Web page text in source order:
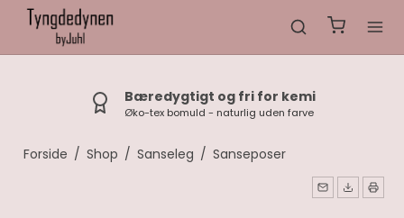
Bæredygtigt og fri for kemi
Øko-tex bomuld - naturlig uden farve
Forside / Shop / Sanseleg / Sanseposer